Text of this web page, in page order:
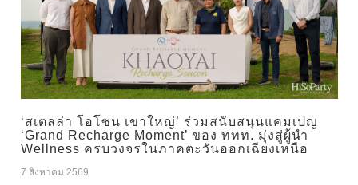
‘สเตลล่า โอโซน เขาใหญ่’ ร่วมสนับสนุนแคมเปญ
‘Grand Recharge Moment’ ของ ททท. มุ่งสู่ผู้นำ
Wellness ครบวงจรในภาคตะวันออกเฉียงเหนือ
7 สิงหาคม 2569